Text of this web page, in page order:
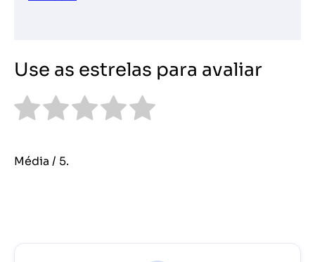
Use as estrelas para avaliar
Média / 5.